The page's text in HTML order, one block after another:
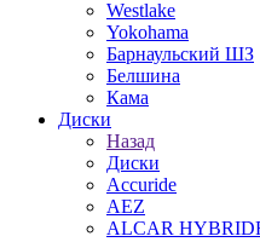
Westlake
Yokohama
Барнаульский ШЗ
Белшина
Кама
Диски
Назад
Диски
Accuride
AEZ
ALCAR